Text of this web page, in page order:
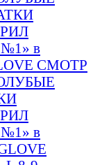
в
СМОТР
в